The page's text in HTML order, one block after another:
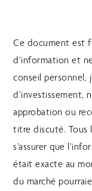
Ce document est
d’information et
conseil personnel,
d’investissement,
approbation ou
titre discuté.
s’assurer que
était exacte au
du marché